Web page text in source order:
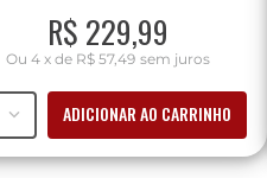
R$ 229,99
Ou 4 xde R$ 57,49 sem juros
ADICIONAR AO CARRINHO